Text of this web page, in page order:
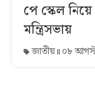
পে স্কেল
মন্ত্রিসভায়
জাতীয় ০৮